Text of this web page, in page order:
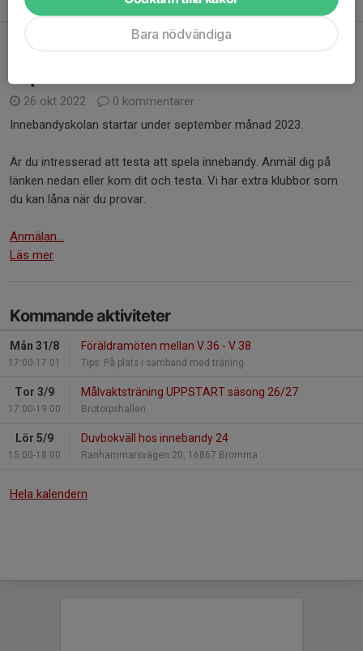
26 okt 2022
0 kommentarer
Innebandyskolan startar under september månad 2023.
Är du intresserad att testa att spela innebandy. Anmäl dig på
länken nedan eller kom dit och testa. Vi har extra klubbor som
du kan låna när du provar.
Anmälan...
Läs mer
Kommande aktiviteter
Mån 31/8
17:00-17:01
Föräldramöten mellan V.36 - V.38
Tips: På plats i samband med träning
Tor 3/9
17:00-19:00
Målvaktsträning UPPSTART säsong 26/27
Brotorpshallen
Lör 5/9
15:00-18:00
Duvbokväll hos innebandy 24
Ranhammarsvägen 20, 16867 Bromma
Hela kalendern
Bara nödvändiga